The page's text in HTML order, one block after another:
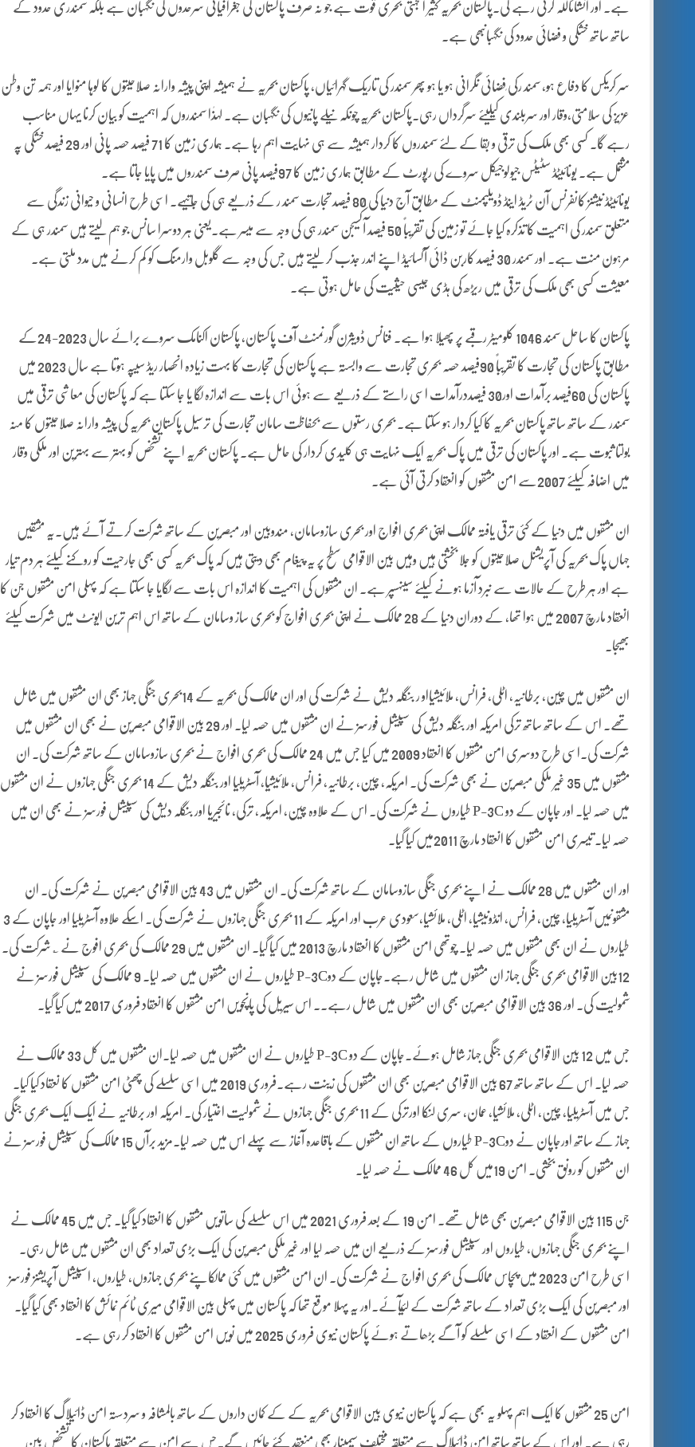
ہے۔ اور انشائاللہ کرتی رہے گی۔پاکستان بحریہ کثیر الجہتی بحری قوت ہے جو نہ صرف پاکستان کی جغرافیائی سرحدوں کی نگہبان ہے بلکہ سمندری حدود کے
ساتھ ساتھ خشکی و فضائی حدود کی نگہبانبھی ہے۔
سر کریکس کا دفاع ہو، سمند رکی ٖفضائی نگرانی ہو یا ہو پھر سمندر کی تاریک گہرائیاں، پاکستان بحریہ نے ہمیشہ اپنی پیشہ وارانہ صلاحیتوں کا لوہا منوایا اور ہمہ تن وطن
عزیز کی سلامتی،وقار اور سربلندی کیلیئے سرگرداں رہی۔پاکستان بحریہ چونکہ نیلے پانیوں کی نگہبان ہے۔ لہذٰا سمندروں کہ اہمیت کو بیان کرنا یہاں مناسب
رہے گا۔ کسی بھی ملک کی ترقی و بقا کے لئے سمندروں کا کردار ہمیشہ سے ہی نہایت اہم رہا ہے۔ ہماری زمین کا 71 فیصد حصہ پانی اور 29 فیصد خشکی پہ
مشتمل ہے۔ یونائیٹڈ سٹیٹس جیولوجیکل سروے کی رپورٹ کے مطابق ہماری زمین کا 97فیصد پانی صرف سمندروں میں پایا جاتا ہے۔
یونائیٹڈ نیشنز کانفرنس آن ٹریڈ اینڈ ڈویلپمنٹ کے مطابق آج دنیا کی 80 فیصد تجارت سمند ر کے ذریعے ہی کی جاتیہے۔ اسی طرح انسانی و حیوانی زندگی سے
متعلق سمندر کی اہمیت کا تذکرہ کیا جائے تو زمین کی تقریباً 50 فیصد آکسیجن سمندر ہی کی وجہ سے میسر ہے۔یعنی ہر دوسرا سانس جو ہم لیتے ہیں سمندر ہی کے
مرہون منت ہے۔ اور سمندر 30 فیصد کاربن ڈائی آکسائیڈ اپنے اندر جذب کر لیتے ہیں جس کی وجہ سے گلوبل وارمنگ کو کم کرنے میں مدد ملتی ہے۔
معیشت کسی بھی ملک کی ترقی میں ریڑھ کی ہڈی جیسی حیثیت کی حامل ہوتی ہے۔
پاکستان کا ساحل سمند 1046 کلومیٹر رقبے پر پھیلا ہوا ہے۔ فنانس ڈویثرن گورنمنٹ آف پاکستان، پاکستان اکنامک سروے برائے سال 2023-24کے
مطابق پاکستان کی تجارت کا تقریباً 90فیصد حصہ بحری تجارت سے وابستہ ہے پاکستان کی تجارت کا بہت زیادہ انحصار ریڈ سیپہ ہوتا ہے سال 2023 میں
پاکستان کی 60فیصد برآمدات اور30 فیصددرآمدات اسی راستے کے ذریعے سے ہوئی اس بات سے اندازہ لگا یا جا سکتا ہے کہ پاکستان کی معاشی ترقی میں
سمندر کے ساتھ ساتھ پاکستان بحریہ کا کیا کردار ہو سکتا ہے۔ بحری رستوں سے بحفاظت سامان تجارت کی ترسیل پاکستان بحریہ کی پیشہ وارانہ صلاحیتوں کا منہ
بولتا ثبوت ہے۔ اور پاکستان کی ترقی میں پاک بحریہ ایک نہایت ہی کلیدی کردار کی حامل ہے۔ پاکستان بحریہ اپنے تشخص کو بہتر سے بہترین اور ملکی وقار
میں اضافہ کیلئے 2007سے امن مشقوں کو انعقاد کرتی آئی ہے۔
ان مشقوں میں دنیا کے کئی ترقی یافتہ ممالک اپنی بحری افواج اور بحری سازوسامان، مندوبین اور مبصرین کے ساتھ شرکت کرتے آئے ہیں۔یہ مشقیں
جہاں پاک بحریہ کی آپریشنل صلاحیتوں کو جلا بخشتی ہیں وہیں بین الاقوامی سطح پر یہ پیغام بھی دیتی ہیں کہ پاک بحریہ کسی بھی جارحیت کو روکنے کیلئے ہر دم تیار
ہے اور ہر طرح کے حالات سے نبرد آزما ہونے کیلئے سینہسپر ہے۔ ان مشقوں کی اہمیت کا اندازہ اس بات سے لگایا جا سکتا ہے کہ پہلی امن مشقوں جن کا
انعقاد مارچ 2007 میں ہوا تھا، کے دوران دنیا کے 28 ممالک نے اپنی بحری افواج کو بحری ساز وسامان کے ساتھ اس اہم ترین ایونٹ میں شرکت کیلئے
بھیجا۔
ان مشقوں میں چین، برطانیہ، اٹلی، فرانس، ملائیشیااو ر بنگلہ دیش نے شرکت کی اور ان ممالک کی بحریہ کے 14بحری جنگی جہاز بھی ان مشقوں میں شامل
تھے۔ اس کے ساتھ ساتھ ترکی امریکہ اور بنگلہ دیش کی سپیشل فورسز نے ان مشقوں میں حصہ لیا۔ اور 29 بین الاقوامی مبصرین نے بھی ان مشقوں میں
شرکت کی۔اسی طرح دوسری امن مشقوں کا انعقاد 2009 میں کیا جس میں 24 ممالک کی بحری افواج نے بحری سازوسامان کے ساتھ شرکت کی۔ ان
مشقوں میں 35 غیر ملکی مبصرین نے بھی شرکت کی۔ امریکہ، چین، برطانیہ، فرانس، ملائیشیا، آسٹریلیا اور بنگلہ دیش کے 14 بحری جنگی جہازوں نے ان مشقوں
میں حصہ لیا۔ اور جاپان کے دو P-3C طیاروں نے شرکت کی۔ اس کے علاوہ چین، امریکہ، ترکی، نائجیریا اور بنگلہ دیش کی سپیشل فورسز نے بھی ان میں
حصہ لیا۔ تیسری امن مشقوں کا انعقاد مارچ 2011میں کیا گیا۔
اور ان مشقوں میں 28 ممالک نے اپنے بحری جنگی سازوسامان کے ساتھ شرکت کی۔ ان مشقوں میں 43 بین الاقوامی مبصرین نے شرکت کی۔ ان
مشقوںمیں آسٹریلیا، چین، فرانس، انڈونیشیا، اٹلی، ملائشیا،سعودی عرب اور امریکہ کے 11 بحری جنگی جہازوں نے شرکت کی۔ اسکے علاوہ آسٹریلیا اور جاپان کے 3
طیاروں نے ان بھی مشقوں میں حصہ لیا۔ چوتھی امن مشقوں کا انعقاد مارچ 2013 میں کیا گیا۔ ان مشقوں میں 29 ممالک کی بحری افوج نے ؎ شرکت کی۔
12بین الاقوامی بحری جنگی جہاز ان مشقوں میں شامل رہے۔جاپان کے دوP-3C طیاروں نے ان مشقوں میں حصہ لیا۔ 9 ممالک کی سپیشل فورسز نے
شمولیت کی۔ اور 36 بین الاقوامی مبصرین بھی ان مشقوں میں شامل رہے۔۔ اس سیریل کی پانچویں امن مشقوں کا انعقاد فروری 2017 میں کیا گیا۔
جس میں 12 بین الاقوامی بحری جنگی جہاز شامل ہوئے۔جاپان کے دو P-3C طیاروں نے ان مشقوں میں حصہ لیا۔ان مشقوں میں کل 33 ممالک نے
حصہ لیا۔ اس کے ساتھ ساتھ 67 بین الاقوامی مبصرین بھی ان مشقوں کی زینت رہے۔فروری 2019 میں اسی سلسلے کی چھٹی امن مشقوں کا نعقاد کیا کیا۔
جس میں آسٹریلیا، چین، اٹلی، ملائشیا، عمان، سری لنکا اورترکی کے 11 بحری جنگی جہازوں نے شمولیت اختیار کی۔ امریکہ اور برطانیہ نے ایک ایک بحری جنگی
جہاز کے ساتھ اورجاپان نے دوP-3C طیاروں کے ساتھ ان مشقوں کے باقاعدہ آغاز سے پہلے اس میں حصہ لیا۔مزید برآں 15 ممالک کی سپیشل فورسز نے
ان مشقوں کو رونق بخشی۔ امن 19میں کل 46 ممالک نے حصہ لیا۔
جن 115 بین الاقوامی مبصرین بھی شامل تھے۔ امن 19 کے بعد فروری 2021 میں اس سلسلے کی ساتویں مشقوں کا انعقاد کیا گیا۔ جس میں 45 ممالک نے
اپنے بحری جنگی جہازوں، طیاروں اور سپیشل فورسز کے ذریعے ان میں حصہ لیا اور غیر ملکی مبصرین کی ایک بڑی تعداد بھی ان مشقوں میں شامل رہی۔
اسی طرح امن 2023 میں پچاس ممالک کی بحری افواج نے شرکت کی۔ ان امن مشقوں میں کئی ممالکاپنے بحری جہازوں، طیاروں، اسپیشل آپریشنز فورسز
اور مبصرین کی ایک بڑی تعداد کے ساتھ شرکت کے لئیآئے۔اور یہ پہلا موقع تھا کہ پاکستان میں پہلی بین الاقوامی میری ٹائم نمائش کا انعقاد بھی کیا گیا۔
امن مشقوں کے انعقاد کے اسی سلسلے کو آگے بڑھاتے ہوئے پاکستان نیوی فروری 2025 میں نویں امن مشقوں کا انعقاد کر رہی ہے۔
امن 25 مشقوں کا ایک اہم پہلو یہ بھی ہے کہ پاکستان نیوی بین الاقوامی بحریہ کے کے کمان داروں کے ساتھ بالمشافہ و سردستہ امن ڈائیلاگ کا انعقاد کر
رہی ہے۔ اور اس کے ساتھ ساتھ امن ڈائیلاگ سے متعلقہ مختلف سیمینار بھی منعقد کئے جائیں گے۔جس سے امن سے متعلقہ پاکستان کا تشخص بین